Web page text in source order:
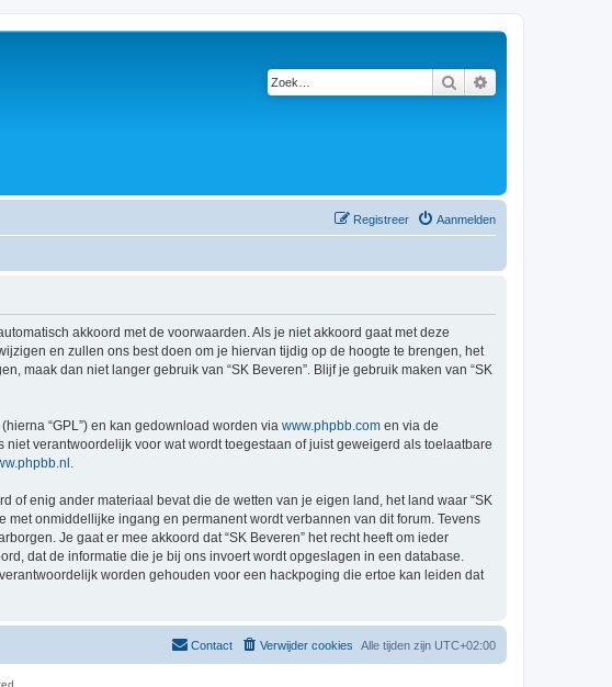
Zoek
Aanmelden
Registreer
akkoord met de voorwaarden. Als je niet akkoord gaat met deze
en zullen ons best doen om je hiervan tijdig op de hoogte te brengen, het
maak dan niet langer gebruik van “SK Beveren”. Blijf je gebruik maken van “SK
(hierna “GPL”) en kan gedownload worden via www.phpbb.com en via de
verantwoordelijk voor wat wordt toegestaan of juist geweigerd als toelaatbare
.
enig ander materiaal bevat die de wetten van je eigen land, het land waar “SK
onmiddellijke ingang en permanent wordt verbannen van dit forum. Tevens
Je gaat er mee akkoord dat “SK Beveren” het recht heeft om ieder
dat de informatie die je bij ons invoert wordt opgeslagen in een database.
worden gehouden voor een hackpoging die ertoe kan leiden dat
Alle tijden zijn UTC+02:00
Verwijder cookies
Contact